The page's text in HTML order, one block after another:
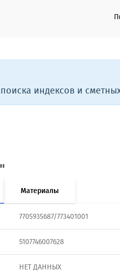
индексов и
Материалы
7705935687/773401001
5107746007628
НЕТ ДАННЫХ